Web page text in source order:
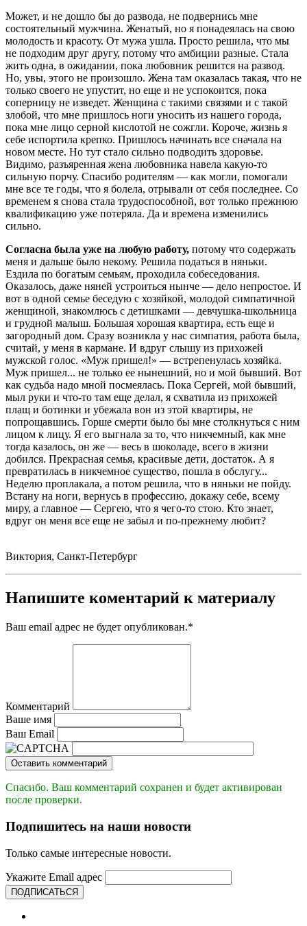
Может, и не дошло бы до развода, не подвернись мне
состоятельный мужчина. Женатый, но я понадеялась на свою
молодость и красоту. От мужа ушла. Просто решила, что мы
не подходим друг другу, потому что амбиции разные. Стала
жить одна, в ожидании, пока любовник решится на развод.
Но, увы, этого не произошло. Жена там оказалась такая, что не
только своего не упустит, но еще и не успокоится, пока
соперницу не изведет. Женщина с такими связями и с такой
злобой, что мне пришлось ноги уносить из нашего города,
пока мне лицо серной кислотой не сожгли. Короче, жизнь я
себе испортила крепко. Пришлось начинать все сначала на
новом месте. Но тут стало сильно подводить здоровье.
Видимо, разъяренная жена любовника навела какую-то
сильную порчу. Спасибо родителям — как могли, помогали
мне все те годы, что я болела, отрывали от себя последнее. Со
временем я снова стала трудоспособной, вот только прежнюю
квалификацию уже потеряла. Да и времена изменились
сильно.
Согласна была уже на любую работу, потому что содержать
меня и дальше было некому. Решила податься в няньки.
Ездила по богатым семьям, проходила собеседования.
Оказалось, даже няней устроиться нынче — дело непростое. И
вот в одной семье беседую с хозяйкой, молодой симпатичной
женщиной, знакомлюсь с детишками — девчушка-школьница
и грудной малыш. Большая хорошая квартира, есть еще и
загородный дом. Сразу возникла у нас симпатия, работа была,
считай, у меня в кармане. И вдруг слышу из прихожей
мужской голос. «Муж пришел!» — встрепенулась хозяйка.
Муж пришел... не только ее нынешний, но и мой бывший. Вот
как судьба надо мной посмеялась. Пока Сергей, мой бывший,
мыл руки и что-то там еще делал, я схватила из прихожей
плащ и ботинки и убежала вон из этой квартиры, не
попрощавшись. Горше смерти было бы мне столкнуться с ним
лицом к лицу. Я его выгнала за то, что никчемный, как мне
тогда казалось, он же — весь в шоколаде, всего в жизни
добился. Прекрасная семья, красивые дети, достаток. А я
превратилась в никчемное существо, пошла в обслугу...
Неделю проплакала, а потом решила, что в няньки не пойду.
Встану на ноги, вернусь в профессию, докажу себе, всему
миру, а главное — Сергею, что я чего-то стою. Кто знает,
вдруг он меня все еще не забыл и по-прежнему любит?
Виктория, Санкт-Петербург
Напишите коментарий к материалу
Ваш email адрес не будет опубликован.*
Комментарий
Ваше имя
Ваш Email
Оставить комментарий
Спасибо. Ваш комментарий сохранен и будет активирован
после проверки.
Подпишитесь на наши новости
Только самые интересные новости.
Укажите Email адрес
ПОДПИСАТЬСЯ